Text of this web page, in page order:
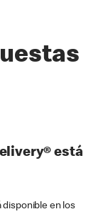
está
disponible en los